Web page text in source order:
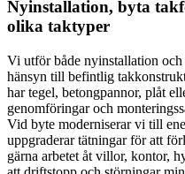
Nyinstallation, byta
olika taktyper
Vi utför både nyinstallation
hänsyn till befintlig
har tegel, betongpannor, plåt
genomföringar och
Vid byte moderniserar vi till
uppgraderar tätningar för att
gärna arbetet åt villor, kontor,